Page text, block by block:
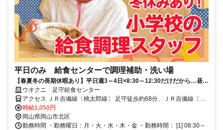
平日のみ 給食センターで調理補助・洗い場
【春夏冬の長期休暇あり】平日週3～4日×8:30～12:30だけだから…昼以
降、家事や用事など空いた時間が活用できる！未経験・ブランクOK◎
ウオクニ 足守給食センター
アクセス ＪＲ吉備線〔桃太郎線〕 足守徒歩約68分、ＪＲ吉備線〔桃
太郎線〕 備中高松徒歩約91分、ＪＲ吉備線〔桃太郎線〕 服部（岡山
県）徒歩約92分
時給1,050円
岡山県岡山市北区
勤務時間 ・勤務曜日：月・火・水・木・金 ・勤務時間： [1] 08:30～